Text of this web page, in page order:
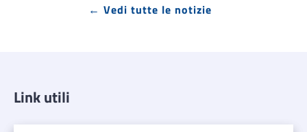
← Vedi tutte le notizie
Link utili